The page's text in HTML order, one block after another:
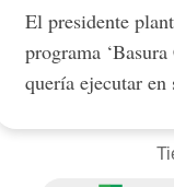
El presidente
programa
quería ejecutar